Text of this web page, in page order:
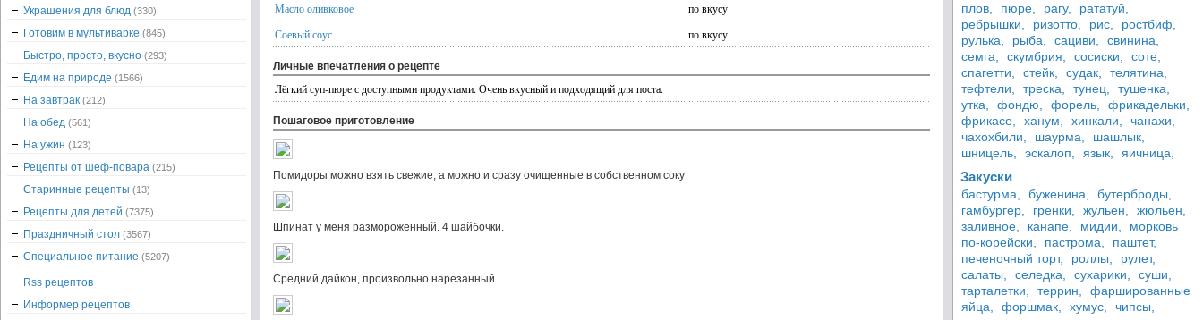
Масло оливковое
по вкусу
Соевый соус
по вкусу
Личные впечатления о рецепте
Лёгкий суп-пюре с доступными продуктами. Очень вкусный и подходящий для поста.
Пошаговое приготовление
Помидоры можно взять свежие, а можно и сразу очищенные в собственном соку
Шпинат у меня размороженный. 4 шайбочки.
Средний дайкон, произвольно нарезанный.
Украшения для блюд (330)
Готовим в мультиварке (845)
Быстро, просто, вкусно (293)
Едим на природе (1566)
На завтрак (212)
На обед (561)
На ужин (123)
Рецепты от шеф-повара (215)
Старинные рецепты (13)
Рецепты для детей (7375)
Праздничный стол (3567)
Специальное питание (5207)
Rss рецептов
Информер рецептов
плов,
пюре, рагу,
рататуй,
ребрышки,
ризотто, рис,
ростбиф,
рулька,
рыба, сациви,
свинина,
семга,
скумбрия, сосиски,
соте,
спагетти,
стейк, судак,
телятина,
тефтели,
треска, тунец,
тушенка,
утка,
фондю, форель,
фрикадельки,
фрикасе,
ханум, хинкали,
чанахи,
чахохбили,
шаурма,
шашлык,
шницель,
эскалоп, язык, яичница,
Закуски
бастурма, буженина,
бутерброды,
гамбургер,
гренки, жульен,
жюльен,
заливное,
канапе, мидии,
морковь
по-корейски,
пастрома,
паштет,
печеночный торт,
роллы,
рулет,
салаты,
селедка, сухарики,
суши,
тарталетки,
террин,
фаршированные
яйца,
форшмак, хумус, чипсы,